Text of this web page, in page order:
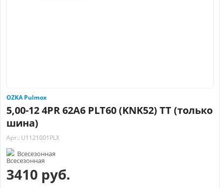
OZKA Pulmox
5,00-12 4PR 62A6 PLT60 (KNK52) TT (только
шина)
Арт.: U1121001PLX
Всесезонная
3410 руб.